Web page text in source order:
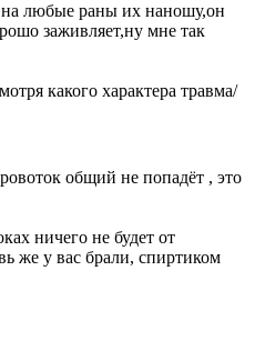
любые раны их наношу,он
заживляет,ну мне так
какого характера травма/
общий не попадёт , это
ничего не будет от
же у вас брали, спиртиком